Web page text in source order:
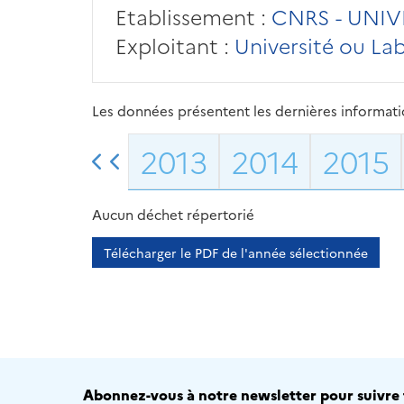
Etablissement : CNRS -
Exploitant : Université ou
Les données présentent les dernières
2013 2014 2015
Aucun déchet répertorié
Télécharger le PDF de l'année sélectionnée
Abonnez-vous à notre newsletter pour suivre